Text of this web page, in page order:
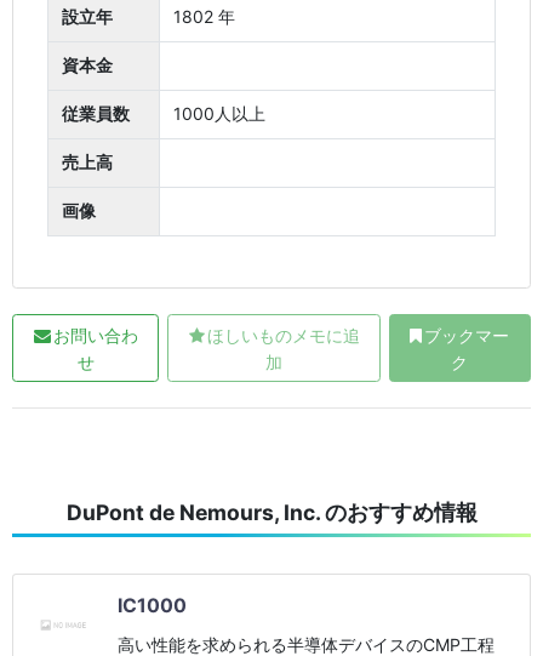
設立年 1802 年
資本金
従業員数 1000人以上
売上高
画像
お問い合わ
せ
ほしいものメモに追
加
ブックマー
ク
DuPont de Nemours, Inc. のおすすめ情報
IC1000
高い性能を求められる半導体デバイスのCMP工程